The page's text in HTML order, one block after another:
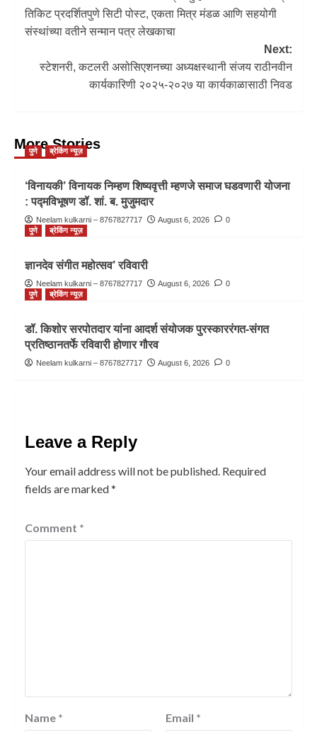
तिकिट प्रदर्शितपुणे सिटी पोस्ट, एकता मित्र मंडळ आणि सहयोगी
संस्थांच्या वतीने सन्मान पत्र लेखकाचा
Next:
स्टेशनरी, कटलरी असोसिएशनच्या अध्यक्षस्थानी संजय राठीनवीन
कार्यकारिणी २०२५-२०२७ या कार्यकाळासाठी निवड
More Stories
पुणे ब्रेकिंग न्यूज़
‘विनायकी’ विनायक निम्हण शिष्यवृत्ती म्हणजे समाज घडवणारी योजना
: पद्मविभूषण डॉ. शां. ब. मुजुमदार
Neelam kulkarni – 8767827717 August 6, 2026
0
पुणे
ब्रेकिंग न्यूज़
ज्ञानदेव संगीत महोत्सव’ रविवारी
Neelam kulkarni – 8767827717 August 6, 2026
0
पुणे
ब्रेकिंग न्यूज़
डॉ. किशोर सरपोतदार यांना आदर्श संयोजक पुरस्काररंगत-संगत
प्रतिष्ठानतर्फे रविवारी होणार गौरव
Neelam kulkarni – 8767827717 August 6, 2026 0
Leave a Reply
Your email address will not be published. Required
fields are marked*
Comment *
Name * Email *